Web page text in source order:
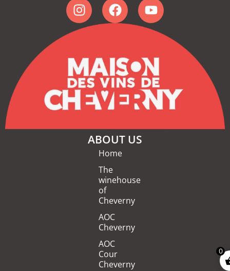
0
ABOUT US
Home
The
winehouse
of
Cheverny
AOC
Cheverny
AOC
Cour
Cheverny